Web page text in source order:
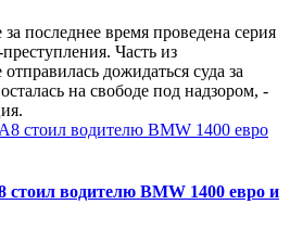
последнее время проведена серия
Часть из
дожидаться суда за
на свободе под надзором, -
стоил водителю BMW 1400 евро и